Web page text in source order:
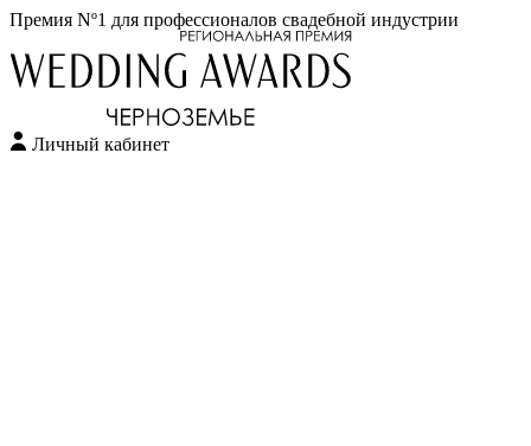
Премия Nº1 для профессионалов свадебной индустрии
Личный кабинет